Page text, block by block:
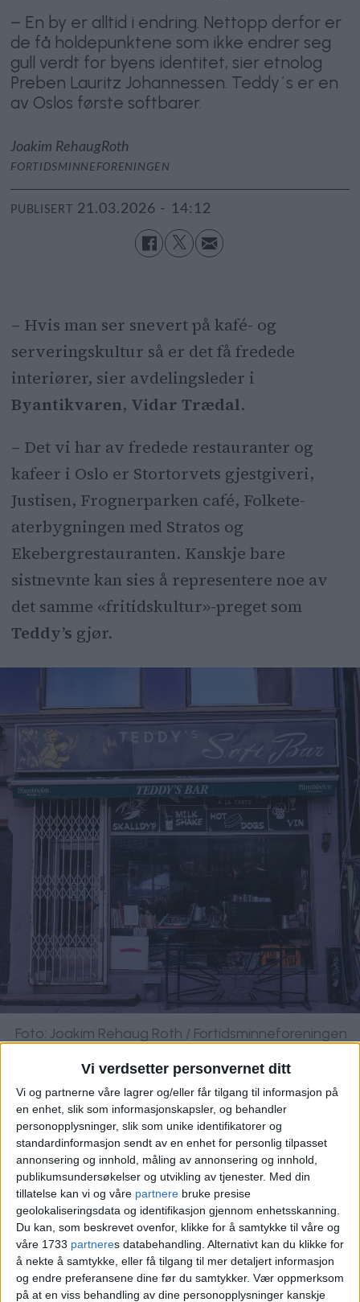
Vi verdsetter personvernet ditt
Vi og partnerne våre lagrer og/eller får tilgang til informasjon på
en enhet, slik som informasjonskapsler, og behandler
personopplysninger, slik som unike identifikatorer og
standardinformasjon sendt av en enhet for personlig tilpasset
annonsering og innhold, måling av annonsering og innhold,
publikumsundersøkelser og utvikling av tjenester. Med din
tillatelse kan vi og våre partnere bruke presise
geolokaliseringsdata og identifikasjon gjennom enhetsskanning.
Du kan, som beskrevet ovenfor, klikke for å samtykke til våre og
våre 1733 partneres databehandling. Alternativt kan du klikke for
å nekte å samtykke, eller få tilgang til mer detaljert informasjon
og endre preferansene dine før du samtykker. Vær oppmerksom
på at en viss behandling av dine personopplysninger kanskje
– En by er alltid i endring. Nettopp derfor er
de få holdepunktene som ikke endrer seg
gull verdt for byens identitet, sier etnolog
Preben Lauritz Johannessen. Teddy´s er en
av Oslos første softbarer.
Joakim RehaugRoth
FORTIDSMINNEFORENINGEN
PUBLISERT 21.03.2026 - 14:12
– Hvis man ser snevert på kafé- og
serveringskultur så er det få fredede
interiører, sier avdelingsleder i
Byantikvaren, Vidar Trædal.
– Det vi har av fredede restauranter og
kafeer i Oslo er Stortorvets gjestgiveri,
Justisen, Frognerparken café, Folkete-
aterbygningen med Stratos og
Ekebergrestauranten. Kanskje bare
sistnevnte kan sies å representere noe av
det samme «fritidskultur»-preget som
Teddy’s gjør.
Foto: Joakim Rehaug Roth / Fortidsminneforeningen
Sammen med Trædal og hans kollega,
kunsthistoriker og antikvarMathilde
Sprovin, sitter vi ved et lite bord ved
mikse-bordet til quizmasteren inne på
rockabilly-stedet Teddy´s i Brugata 3.
– Ingen visste hvor
varig det var